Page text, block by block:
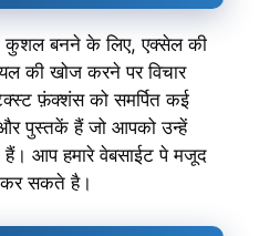
कुशल बनने के लिए, एक्सेल की
की खोज करने पर विचार
फ़ंक्शंस को समर्पित कई
पुस्तकें हैं जो आपको उन्हें
आप हमारे वेबसाईट पे मजूद
कर सकते है।